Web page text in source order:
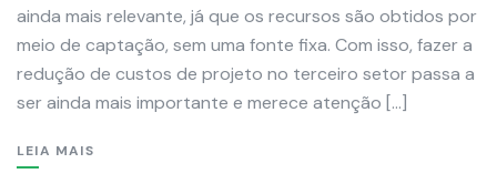
ainda mais relevante, já que os recursos são obtidos por
meio de captação, sem uma fonte fixa. Com isso, fazer a
redução de custos de projeto no terceiro setor passa a
ser ainda mais importante e merece atenção […]
LEIA MAIS